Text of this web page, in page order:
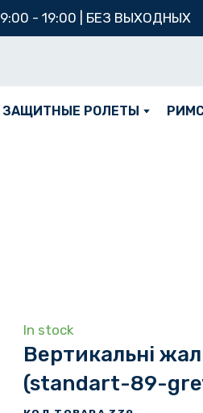
9:00 - 19:00 | БЕЗ ВЫХОДНЫХ
ЗАЩИТНЫЕ РОЛЕТЫ
In stock
Вертикальні
(standart-89-